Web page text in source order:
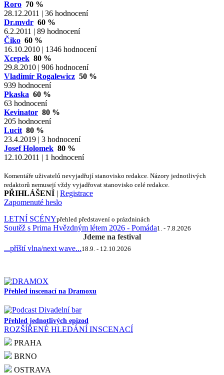
Roro 70 %
28.12.2011 | 36 hodnocení
Dr.mvdr 60 %
6.2.2011 | 89 hodnocení
Čiko 60 %
16.10.2010 | 1346 hodnocení
Xcepek 80 %
29.8.2010 | 906 hodnocení
Vladimír Rogalewicz 50 %
939 hodnocení
Pkaska 60 %
63 hodnocení
Kevinator 80 %
205 hodnocení
Lucit 80 %
23.4.2019 | 3 hodnocení
Josef Holomek 80 %
12.10.2011 | 1 hodnocení
Komentáře uživatelů nevyjadřují stanovisko redakce. Názory jednotlivých
redaktorů nemusejí vždy vyjadřovat stanovisko celé redakce.
PŘIHLÁŠENÍ | Registrace
Zapomenuté heslo
LETNÍ SCÉNYpřehled představení o prázdninách
Soutěž s Prima Hvězdným létem 2026 - Pomáda1. - 7.8.2026
Jdeme na festival
...příští vlna/next wave...18.9. - 12.10.2026
Přehled inscenací na Dramoxu
Přehled jednotlivých epizod
ROZŠÍŘENÉ HLEDÁNÍ INSCENACÍ
PRAHA
BRNO
OSTRAVA